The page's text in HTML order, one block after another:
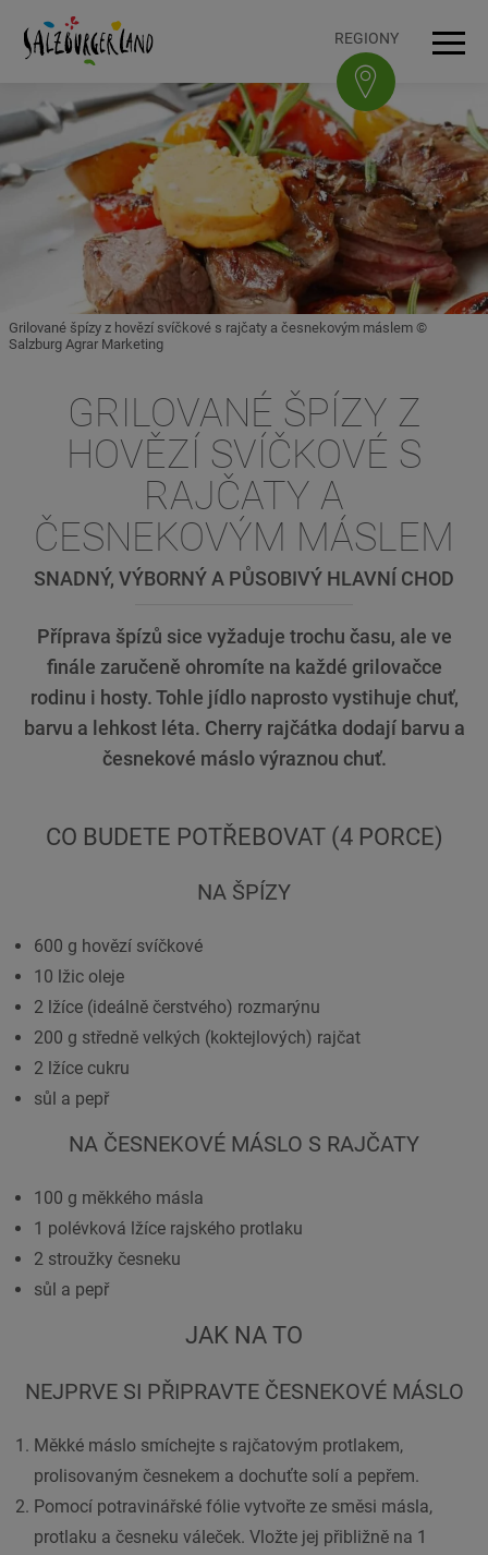
K obsahuAccesskey
[0]
K navigaciAccesskey
[1]
Na začátek stránky
K patičceAccesskey
[3] REGIONY
Grilované špízy z hovězí svíčkové s rajčaty a česnekovým máslem ©
Salzburg Agrar Marketing
GRILOVANÉ ŠPÍZY Z
HOVĚZÍ SVÍČKOVÉ S
RAJČATY A
ČESNEKOVÝM MÁSLEM
SNADNÝ, VÝBORNÝ A PŮSOBIVÝ HLAVNÍ CHOD
Příprava špízů sice vyžaduje trochu času, ale ve
finále zaručeně ohromíte na každé grilovačce
rodinu i hosty. Tohle jídlo naprosto vystihuje chuť,
barvu a lehkost léta. Cherry rajčátka dodají barvu a
česnekové máslo výraznou chuť.
CO BUDETE POTŘEBOVAT (4 PORCE)
NA ŠPÍZY
600 g hovězí svíčkové
10 lžic oleje
2 lžíce (ideálně čerstvého) rozmarýnu
200 g středně velkých (koktejlových) rajčat
2 lžíce cukru
sůl a pepř
NA ČESNEKOVÉ MÁSLO S RAJČATY
100 g měkkého másla
1 polévková lžíce rajského protlaku
2 stroužky česneku
sůl a pepř
JAK NA TO
NEJPRVE SI PŘIPRAVTE ČESNEKOVÉ MÁSLO
Měkké máslo smíchejte s rajčatovým protlakem,
prolisovaným česnekem a dochuťte solí a pepřem.
Pomocí potravinářské fólie vytvořte ze směsi másla,
protlaku a česneku váleček. Vložte jej přibližně na 1